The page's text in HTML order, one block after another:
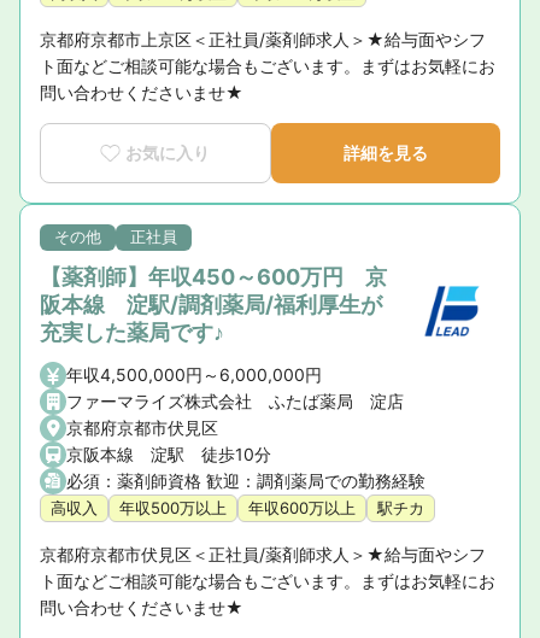
京都府京都市上京区＜正社員/薬剤師求人＞★給与面やシフ
ト面などご相談可能な場合もございます。まずはお気軽にお
問い合わせくださいませ★
お気に入り 詳細を見る
その他 正社員
【薬剤師】年収450～600万円 京
阪本線 淀駅/調剤薬局/福利厚生が
充実した薬局です♪
年収4,500,000円～6,000,000円
ファーマライズ株式会社 ふたば薬局 淀店
京都府京都市伏見区
京阪本線 淀駅 徒歩10分
必須：薬剤師資格 歓迎：調剤薬局での勤務経験
高収入 年収500万以上 年収600万以上 駅チカ
京都府京都市伏見区＜正社員/薬剤師求人＞★給与面やシフ
ト面などご相談可能な場合もございます。まずはお気軽にお
問い合わせくださいませ★